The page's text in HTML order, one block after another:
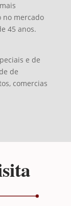
no mercado
45 anos.
e de
de
comercias